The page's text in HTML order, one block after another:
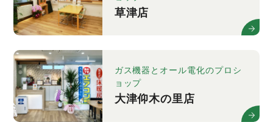
草津店
ガス機器とオール電化のプロシ
ョップ
大津仰木の里店